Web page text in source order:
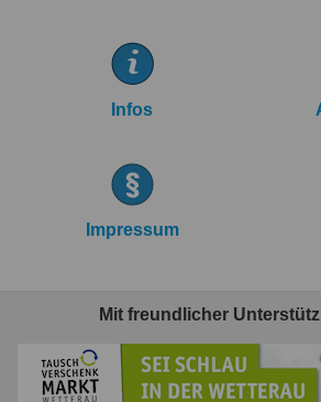
Infos
Impressum
Mit freundlicher